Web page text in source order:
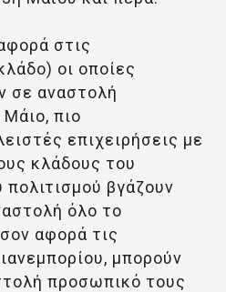
στις
οι οποίες
σε αναστολή
πιο
επιχειρήσεις με
κλάδους του
πολιτισμού βγάζουν
όλο το
αφορά τις
μπορούν
προσωπικό τους